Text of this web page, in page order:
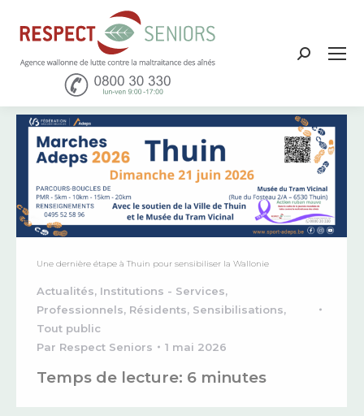
Une dernière étape à Thuin pour sensibiliser la Wallonie
Actualités, Institutions - Services,
Professionnels, Résidents, Sensibilisations,
Tout public
Par Respect Seniors 1 mai 2026
Temps de lecture: 6 minutes